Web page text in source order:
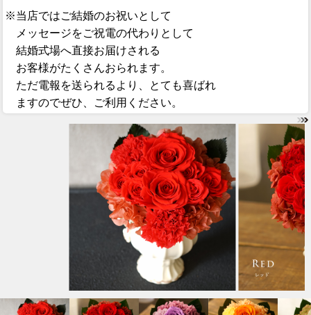
※当店ではご結婚のお祝いとして
メッセージをご祝電の代わりとして
結婚式場へ直接お届けされる
お客様がたくさんおられます。
ただ電報を送られるより、とても喜ばれ
ますのでぜひ、ご利用ください。